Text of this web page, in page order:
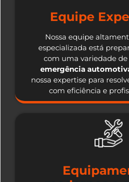
Equipe
Nossa equipe
especializada está
com uma variedade de
emergência
nossa expertise para
com eficiência e